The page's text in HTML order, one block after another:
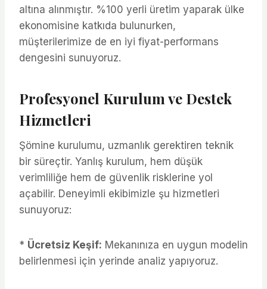
altına alınmıştır. %100 yerli üretim yaparak ülke
ekonomisine katkıda bulunurken,
müşterilerimize de en iyi fiyat-performans
dengesini sunuyoruz.
Profesyonel Kurulum ve Destek
Hizmetleri
Şömine kurulumu, uzmanlık gerektiren teknik
bir süreçtir. Yanlış kurulum, hem düşük
verimliliğe hem de güvenlik risklerine yol
açabilir. Deneyimli ekibimizle şu hizmetleri
sunuyoruz:
* Ücretsiz Keşif: Mekanınıza en uygun modelin
belirlenmesi için yerinde analiz yapıyoruz.